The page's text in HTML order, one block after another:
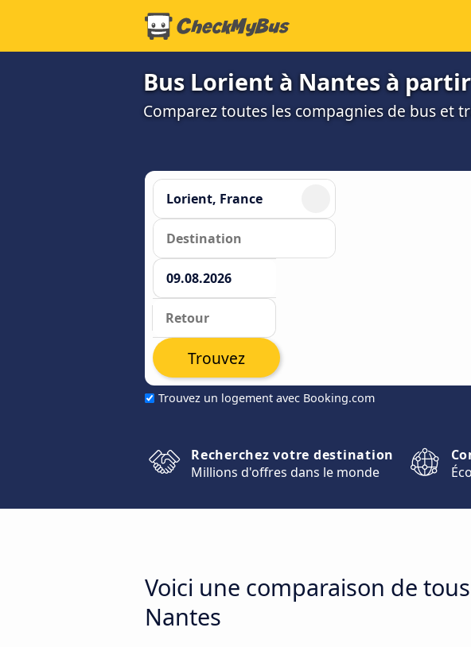
Bus Lorient à Nantes à
Comparez toutes les compagnies de bus et
Trouvez un logement avec Booking.com
Trouvez
Recherchez votre destination
Millions d'offres dans le monde
Voici une comparaison de
Nantes